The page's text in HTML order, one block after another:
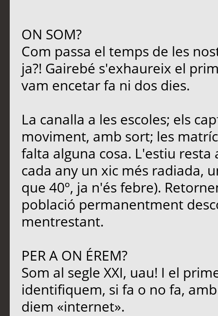
ON SOM?
Com passa el temps de les
ja?! Gairebé s'exhaureix el
vam encetar fa ni dos dies.
La canalla a les escoles; els
moviment, amb sort; les
falta alguna cosa. L'estiu
cada any un xic més radiada,
que 40º, ja n'és febre).
població permanentment
mentrestant.
PER A ON ÉREM?
Som al segle XXI, uau! I el
identifiquem, si fa o no fa,
diem «internet».